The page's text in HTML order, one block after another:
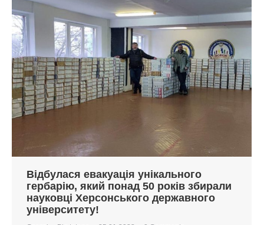
Відбулася евакуація унікального
гербарію, який понад 50 років збирали
науковці Херсонського державного
університету!